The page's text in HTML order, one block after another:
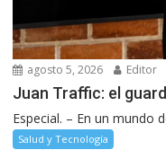
agosto 5, 2026 Editor
Juan Traffic: el
Especial. – En un mundo
Salud y Tecnología